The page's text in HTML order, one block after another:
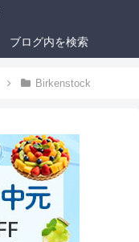
ブログ内を検索
Birkenstock